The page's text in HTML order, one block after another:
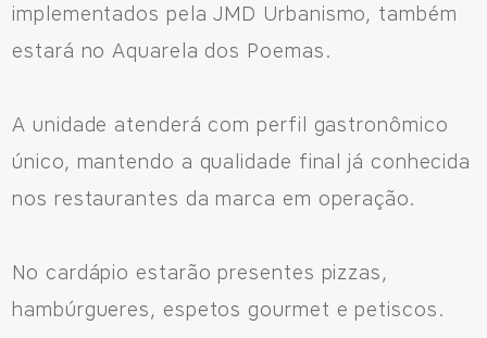
implementados pela JMD Urbanismo, também
estará no Aquarela dos Poemas.
A unidade atenderá com perfil gastronômico
único, mantendo a qualidade final já conhecida
nos restaurantes da marca em operação.
No cardápio estarão presentes pizzas,
hambúrgueres, espetos gourmet e petiscos.